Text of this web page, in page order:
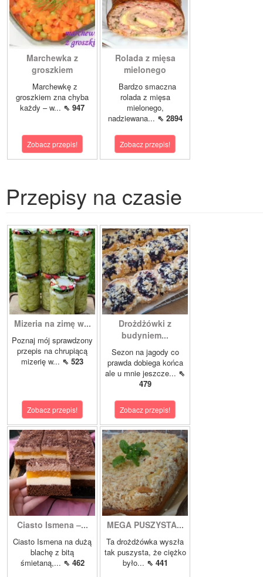
Marchewka z
groszkiem
Marchewkę z
groszkiem zna chyba
każdy – w... ⇖ 947
Zobacz przepis!
Rolada z mięsa
mielonego
Bardzo smaczna
rolada z mięsa
mielonego,
nadziewana... ⇖ 2894
Zobacz przepis!
Przepisy na czasie
Mizeria na zimę w...
Poznaj mój sprawdzony
przepis na chrupiącą
mizerię w... ⇖ 523
Zobacz przepis!
Drożdżówki z
budyniem...
Sezon na jagody co
prawda dobiega końca
ale u mnie jeszcze... ⇖
479
Zobacz przepis!
Ciasto Ismena –...
Ciasto Ismena na dużą
blachę z bitą
śmietaną,... ⇖ 462
MEGA PUSZYSTA...
Ta drożdżówka wyszła
tak puszysta, że ciężko
było... ⇖ 441